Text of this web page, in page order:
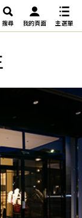
搜尋 我的頁面 主選單